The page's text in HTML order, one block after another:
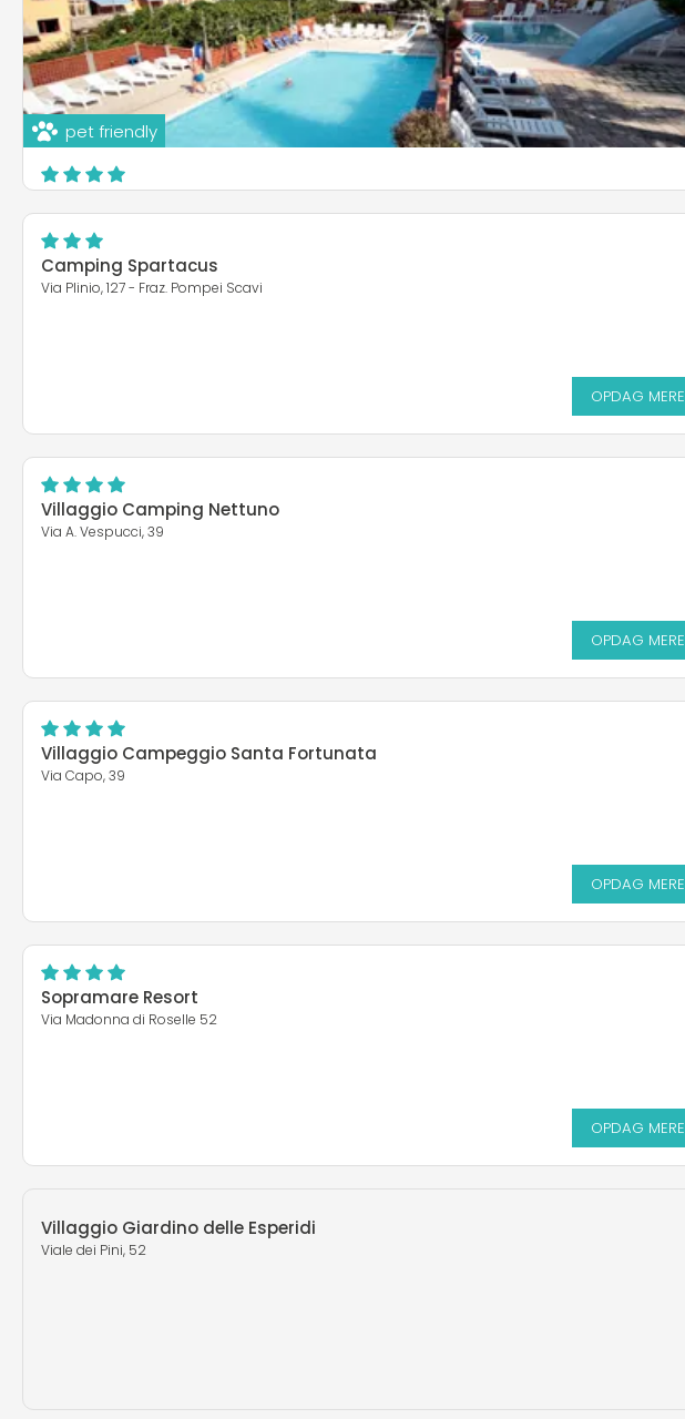
pet friendly
Meta
Camping Spartacus
Via Plinio, 127 - Fraz. Pompei Scavi
OPDAG MERE
Villaggio Camping Nettuno
Via A. Vespucci, 39
OPDAG MERE
Villaggio Campeggio Santa Fortunata
Via Capo, 39
OPDAG MERE
Sopramare Resort
Via Madonna di Roselle 52
OPDAG MERE
Villaggio Giardino delle Esperidi
Viale dei Pini, 52